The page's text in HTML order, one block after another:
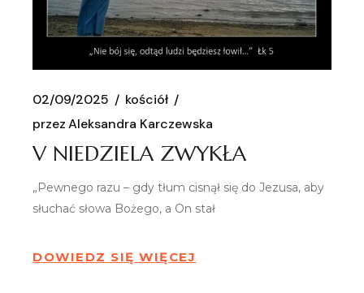
02/09/2025
kościół
przez Aleksandra Karczewska
V NIEDZIELA ZWYKŁA
„Pewnego razu – gdy tłum cisnął się do Jezusa, aby
słuchać słowa Bożego, a On stał
DOWIEDZ SIĘ WIĘCEJ